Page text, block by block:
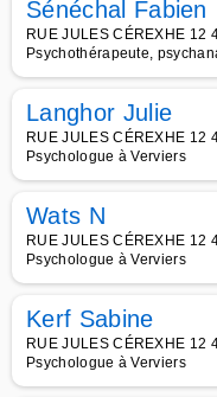
Sénéchal Fabien
RUE JULES CÉREXHE 12
Psychothérapeute,
Langhor Julie
RUE JULES CÉREXHE 12
Psychologue à Verviers
Wats N
RUE JULES CÉREXHE 12
Psychologue à Verviers
Kerf Sabine
RUE JULES CÉREXHE 12
Psychologue à Verviers